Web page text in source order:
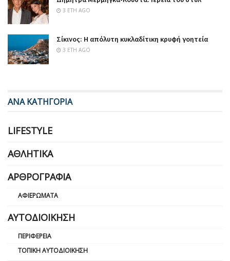
3 ΈΤΗ AGO
Σίκινος: Η απόλυτη κυκλαδίτικη κρυφή γοητεία
3 ΈΤΗ AGO
ΑΝΑ ΚΑΤΗΓΟΡΙΑ
LIFESTYLE
ΑΘΛΗΤΙΚΆ
ΑΡΘΡΟΓΡΑΦΊΑ
ΑΦΙΕΡΏΜΑΤΑ
ΑΥΤΟΔΙΟΊΚΗΣΗ
ΠΕΡΙΦΈΡΕΙΑ
ΤΟΠΙΚΉ ΑΥΤΟΔΙΟΊΚΗΣΗ